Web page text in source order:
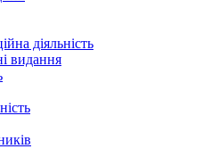
діяльність
видання